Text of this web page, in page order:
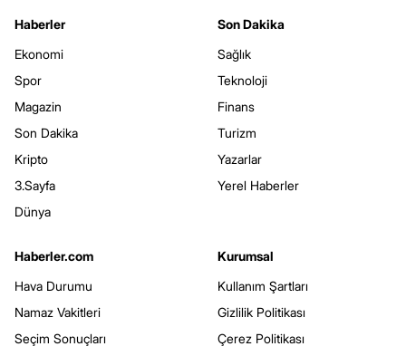
Haberler
Ekonomi
Spor
Magazin
Son Dakika
Kripto
3.Sayfa
Dünya
Son Dakika
Sağlık
Teknoloji
Finans
Turizm
Yazarlar
Yerel Haberler
Haberler.com
Hava Durumu
Namaz Vakitleri
Seçim Sonuçları
Kurumsal
Kullanım Şartları
Gizlilik Politikası
Çerez Politikası